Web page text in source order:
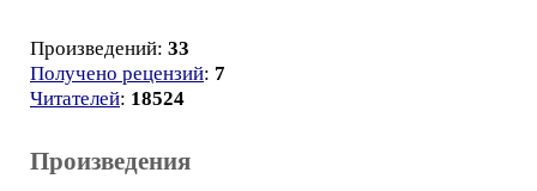
Произведений: 33
Получено рецензий: 7
Читателей: 18524
Произведения